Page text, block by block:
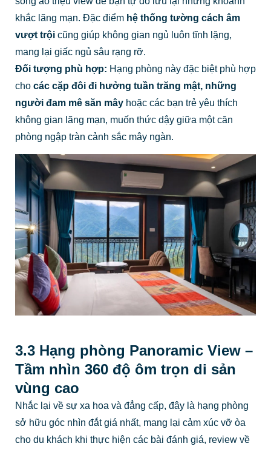
khắc lãng mạn. Đặc điểm hệ thống tường cách âm
vượt trộicũng giúp không gian ngủ luôn tĩnh lặng,
mang lại giấc ngủ sâu rạng rỡ.
Đối tượng phù hợp: Hạng phòng này đặc biệt phù hợp
cho các cặp đôi đi hưởng tuần trăng mật, những
người đam mê săn mâyhoặc các bạn trẻ yêu thích
không gian lãng mạn, muốn thức dậy giữa một căn
phòng ngập tràn cảnh sắc mây ngàn.
3.3 Hạng phòng Panoramic View –
Tầm nhìn 360 độ ôm trọn di sản
vùng cao
Nhắc lại về sự xa hoa và đẳng cấp, đây là hạng phòng
sở hữu góc nhìn đắt giá nhất, mang lại cảm xúc vỡ òa
cho du khách khi thực hiện các bài đánh giá, review về